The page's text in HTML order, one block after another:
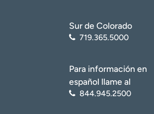
Sur de Colorado
719.365.5000
Para información en
español llame al
844.945.2500